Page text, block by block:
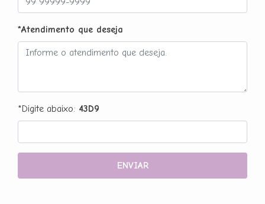
*Atendimento que deseja
*Digite abaixo: 43D9
ENVIAR